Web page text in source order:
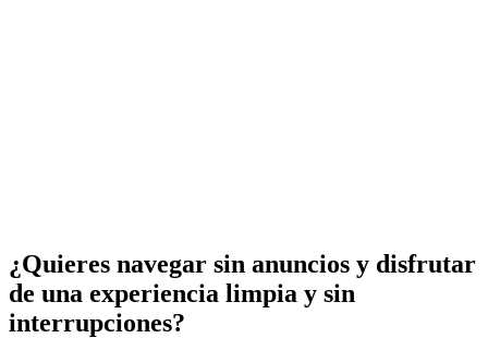
¿Quieres navegar sin anuncios y disfrutar
de una experiencia limpia y sin
interrupciones?